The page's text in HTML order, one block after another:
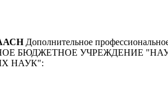
Дополнительное
БЮДЖЕТНОЕ УЧРЕЖДЕНИЕ
НАУК":